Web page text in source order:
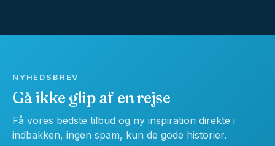
NYHEDSBREV
Gå ikke glip af en rejse
Få vores bedste tilbud og ny inspiration direkte i
indbakken, ingen spam, kun de gode historier.